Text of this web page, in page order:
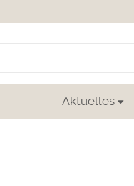
Aktuelles